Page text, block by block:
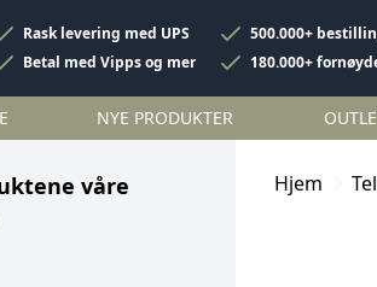
Rask levering med UPS 500.000+
Betal med Vipps og mer
180.000+
NYE PRODUKTER
våre Hjem